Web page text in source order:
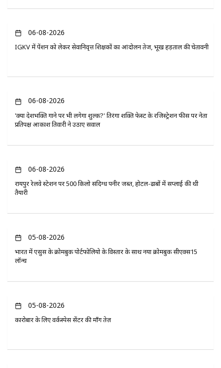
06-08-2026
IGKV में पेंशन को लेकर सेवानिवृत्त शिक्षकों का आंदोलन तेज, भूख हड़ताल की चेतावनी
06-08-2026
'क्या देशभक्ति गाने पर भी लगेगा शुल्क?' तिरंगा शक्ति फेस्ट के रजिस्ट्रेशन फीस पर नेता
प्रतिपक्ष आकाश तिवारी ने उठाए सवाल
06-08-2026
रायपुर रेलवे स्टेशन पर 500 किलो संदिग्ध पनीर जब्त, होटल-ढाबों में सप्लाई की थी
तैयारी
05-08-2026
भारत में एसुस के क्रोमबुक पोर्टफोलियो के विस्तार के साथ नया क्रोमबुक सीएक्स15
लॉन्च
05-08-2026
कारोबार के लिए वर्कस्पेस सेंटर की माँग तेज़